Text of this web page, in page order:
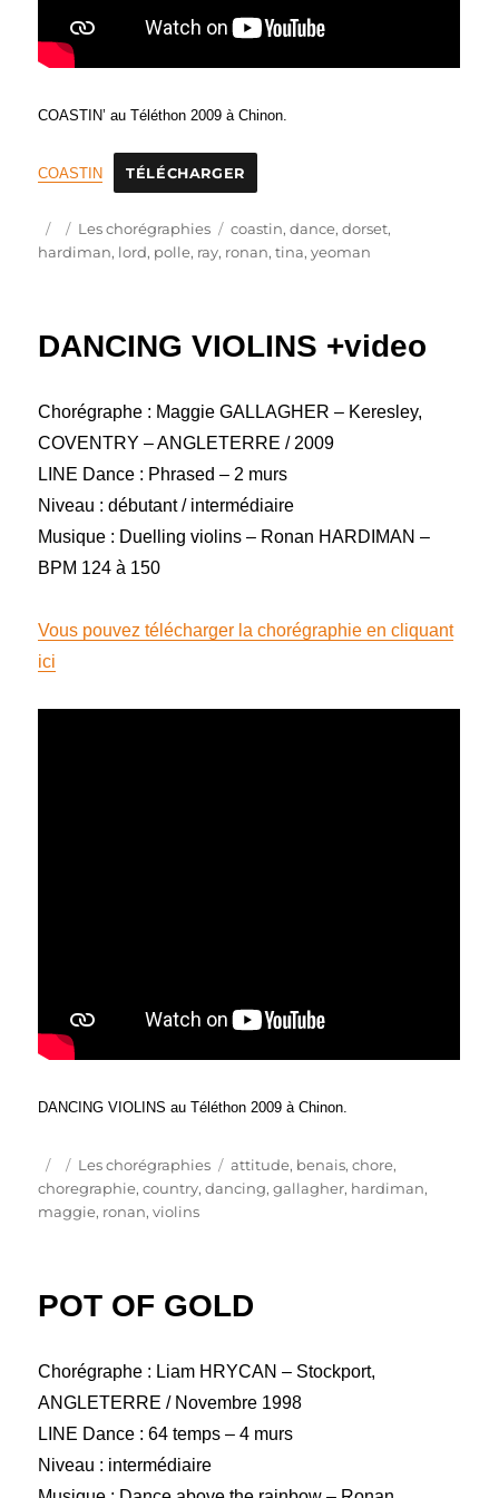
COASTIN’ au Téléthon 2009 à Chinon.
COASTIN TÉLÉCHARGER
Publié
le
Catégories
Les chorégraphies Étiquettes
coastin,dance,dorset,
hardiman, lord, polle, ray, ronan,tina,yeoman
DANCING VIOLINS +video
Chorégraphe : Maggie GALLAGHER – Keresley,
COVENTRY – ANGLETERRE / 2009
LINE Dance : Phrased – 2 murs
Niveau : débutant / intermédiaire
Musique : Duelling violins – Ronan HARDIMAN –
BPM 124 à 150
Vous pouvez télécharger la chorégraphie en cliquant
ici
DANCING VIOLINS au Téléthon 2009 à Chinon.
Publié
le
Catégories
Les chorégraphies Étiquettes
attitude, benais,chore,
choregraphie,country,dancing,gallagher, hardiman,
maggie, ronan,violins
POT OF GOLD
Chorégraphe : Liam HRYCAN – Stockport,
ANGLETERRE / Novembre 1998
LINE Dance : 64 temps – 4 murs
Niveau : intermédiaire